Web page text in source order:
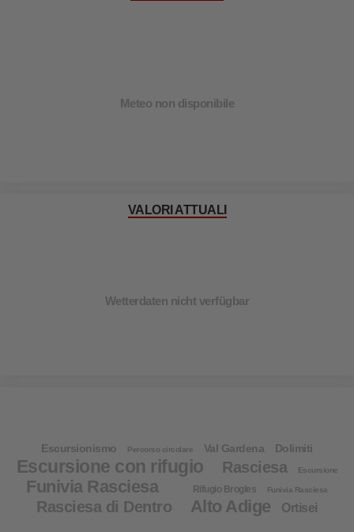
Meteo non disponibile
VALORI ATTUALI
Wetterdaten nicht verfügbar
Escursionismo Percorso circolare Val Gardena Dolimiti
Escursione con rifugio Rasciesa Escursione
Funivia Rasciesa Rifugio Brogles Funivia Rasciesa
Rasciesa di Dentro Alto Adige Ortisei